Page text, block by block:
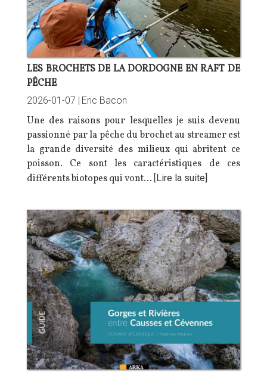
LES BROCHETS DE LA DORDOGNE EN RAFT DE
PÊCHE
2026-01-07 | Eric Bacon
Une des raisons pour lesquelles je suis devenu
passionné par la pêche du brochet au streamer est
la grande diversité des milieux qui abritent ce
poisson. Ce sont les caractéristiques de ces
différents biotopes qui vont… [Lire la suite]